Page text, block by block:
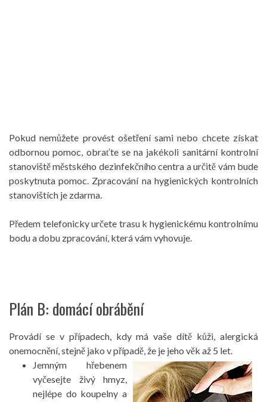
Pokud nemůžete provést ošetření sami nebo chcete získat
odbornou pomoc, obraťte se na jakékoli sanitární kontrolní
stanoviště městského dezinfekčního centra a určitě vám bude
poskytnuta pomoc. Zpracování na hygienických kontrolních
stanovištích je zdarma.
Předem telefonicky určete trasu k hygienickému kontrolnímu
bodu a dobu zpracování, která vám vyhovuje.
Plán B: domácí obrábění
Provádí se v případech, kdy má vaše dítě kůži, alergická
onemocnění, stejně jako v případě, že je jeho věk až 5 let.
Jemným hřebenem
vyčesejte živý hmyz,
nejlépe do koupelny a